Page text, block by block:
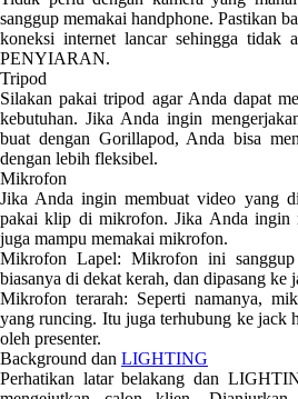
sanggup memakai handphone. Pastikan
koneksi internet lancar sehingga tidak
PENYIARAN.
Tripod
Silakan pakai tripod agar Anda dapat
kebutuhan. Jika Anda ingin
buat dengan Gorillapod, Anda bisa
dengan lebih fleksibel.
Mikrofon
Jika Anda ingin membuat video yang
pakai klip di mikrofon. Jika Anda ingin
juga mampu memakai mikrofon.
Mikrofon Lapel: Mikrofon ini sanggup
biasanya di dekat kerah, dan dipasang ke
Mikrofon terarah: Seperti namanya,
yang runcing. Itu juga terhubung ke jack
oleh presenter.
Background dan LIGHTING
Perhatikan latar belakang dan